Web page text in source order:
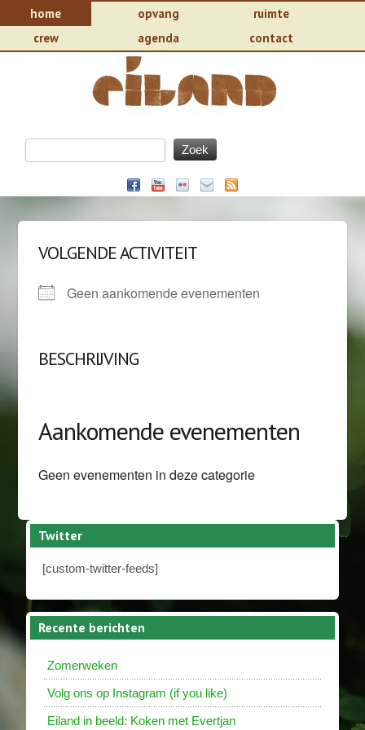
home opvang
ruimte
crew
agenda contact
VOLGENDE ACTIVITEIT
Geen aankomende evenementen
BESCHRIJVING
Aankomende evenementen
Geen evenementen in deze categorie
Twitter
[custom-twitter-feeds]
Recente berichten
Zomerweken
Volg ons op Instagram (if you like)
Eiland in beeld: Koken met Evertjan